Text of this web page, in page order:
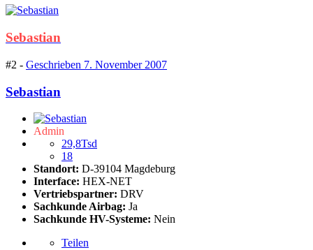
Sebastian
#2 - Geschrieben 7. November 2007
Sebastian
Admin
29,8Tsd
18
Standort: D-39104 Magdeburg
Interface: HEX-NET
Vertriebspartner: DRV
Sachkunde Airbag: Ja
Sachkunde HV-Systeme: Nein
Teilen